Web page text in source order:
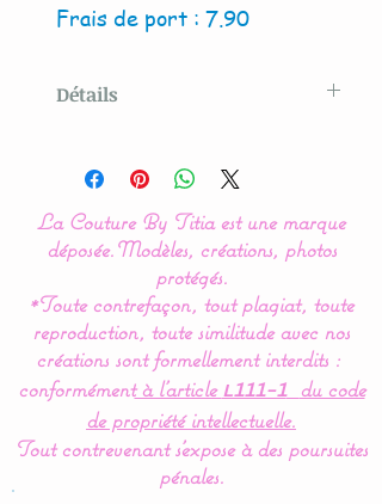
Frais de port : 7.90
Détails
By Titia
La présence de couleur
vives et formes
géométriques simples
permet à bébé de bien les
discernées et facilite ainsi
son apprentissage.
Hauteur : 60 cms : le bras
La Couture By Titia est une marque
déposée.Modèles, créations, photos
protégés.
*Toute contrefaçon, tout plagiat, toute
reproduction, toute similitude avec nos
créations sont formellement interdits :
conformémentà l’article L111-1
du code
de propriété intellectuelle.
Tout contrevenant s'expose à des poursuites
pénales.